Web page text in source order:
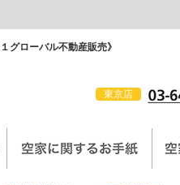
グローバル不動産販売》
東京店